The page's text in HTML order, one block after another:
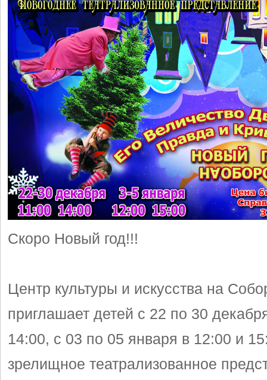
Скоро Новый год!!!
Центр культуры и искусства на
приглашает детей с 22 по 30
14:00, с 03 по 05 января в 12:00 и
зрелищное театрализованное